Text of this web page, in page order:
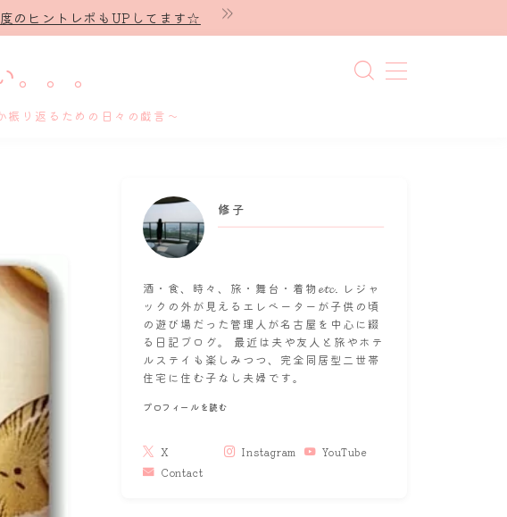
のヒントレポもUPしてます☆
。。
り返るための日々の戯言～
修子
酒・食、時々、旅・舞台・着物𝓮𝓽𝓬. レジャ
ックの外が見えるエレベーターが子供の頃
の遊び場だった管理人が名古屋を中心に綴
る日記ブログ。 最近は夫や友人と旅やホテ
ルステイも楽しみつつ、完全同居型二世帯
住宅に住む子なし夫婦です。
プロフィールを読む
X Instagram
YouTube
Contact